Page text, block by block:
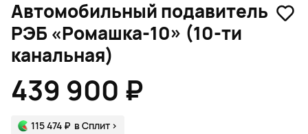
Автомобильный подавитель
РЭБ «Ромашка-10» (10-ти
канальная)
439 900 ₽
115 474 ₽ в Сплит >